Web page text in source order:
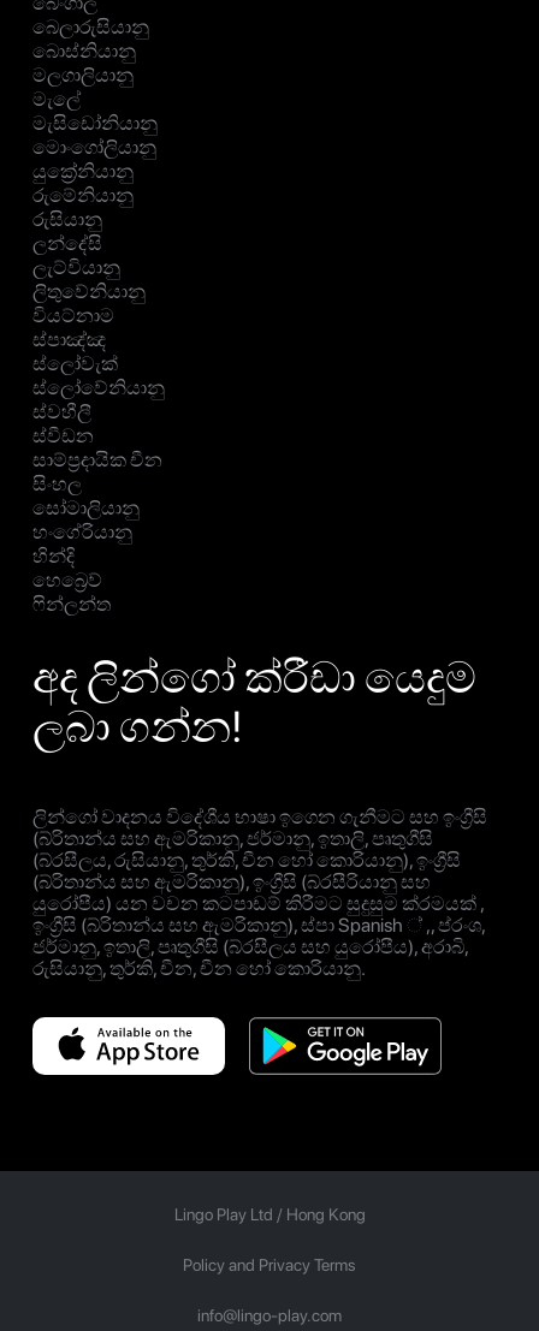
බෙලාරුසියානු
බොස්නියානු
මලගාලියානු
මැලේ
මැසිඩෝනියානු
මොංගෝලියානු
යුක්‍රේනියානු
රුමේනියානු
රුසියානු
ලන්දේසි
ලැට්වියානු
ලිතුවේනියානු
වියට්නාම
ස්පාඤ්ඤ
ස්ලෝවැක්
ස්ලෝවේනියානු
ස්වහීලී
ස්වීඩන
සාම්ප්‍රදායික චීන
සිංහල
සෝමාලියානු
හංගේරියානු
හින්දි
හෙබ්‍රෙව්
ෆින්ලන්ත
අද ලින්ගෝ ක්රීඩා යෙදුම
ලබා ගන්න!
ලින්ගෝ වාදනය විදේශීය භාෂා ඉගෙන ගැනීමට සහ ඉංග්‍රීසි
(බ්රිතාන්ය සහ ඇමරිකානු, ජර්මානු, ඉතාලි, පෘතුගීසි
(බ්රසීලය, රුසියානු, තුර්කි, චීන හෝ කොරියානු), ඉංග්‍රීසි
(බ්රිතාන්ය සහ ඇමරිකානු), ඉංග්‍රීසි (බ්රසීරියානු සහ
යුරෝපීය) යන වචන කටපාඩම් කිරීමට සුදුසුම ක්රමයක් ,
ඉංග්‍රීසි (බ්රිතාන්ය සහ ඇමරිකානු), ස්පා Spanish ් ,, ප්රංශ,
ජර්මානු, ඉතාලි, පෘතුගීසි (බ්රසීලය සහ යුරෝපීය), අරාබි,
රුසියානු, තුර්කි, චීන, චීන හෝ කොරියානු.
Lingo Play Ltd / Hong Kong
Policy and Privacy Terms
info@lingo-play.com